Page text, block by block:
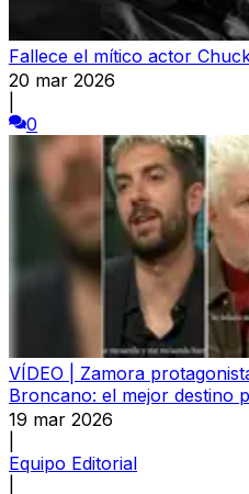
Fallece el mítico actor
20 mar 2026
0
VÍDEO | Zamora
Broncano: el mejor destino
19 mar 2026
Equipo Editorial